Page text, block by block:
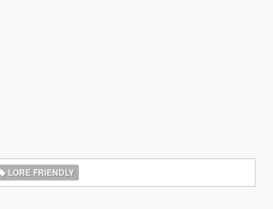
LORE FRIENDLY